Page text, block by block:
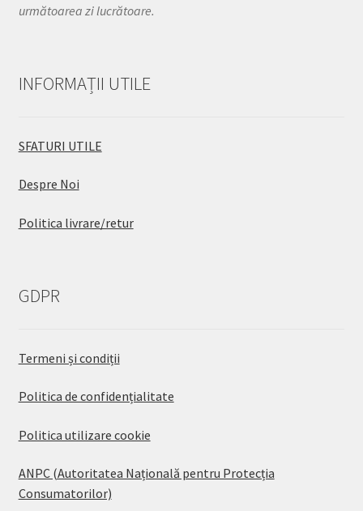
următoarea zi lucrătoare.
INFORMAȚII UTILE
SFATURI UTILE
Despre Noi
Politica livrare/retur
GDPR
Termeni și condiții
Politica de confidențialitate
Politica utilizare cookie
ANPC (Autoritatea Națională pentru Protecția
Consumatorilor)